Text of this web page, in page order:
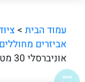
עמוד הבית >
אביזרים
אוניברסלי 30 מטר קוטר 22 מ"מ BESMED